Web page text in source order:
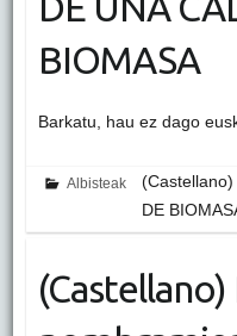
BIOMASA
Barkatu, hau ez dago
Albisteak
(Castellano)
DE